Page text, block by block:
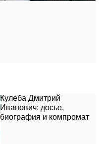
Кулеба Дмитрий
Иванович: досье,
биография и компромат